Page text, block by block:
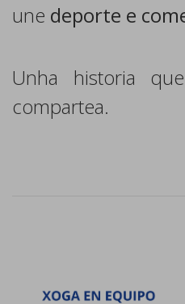
une deporte e
Unha historia
compartea.